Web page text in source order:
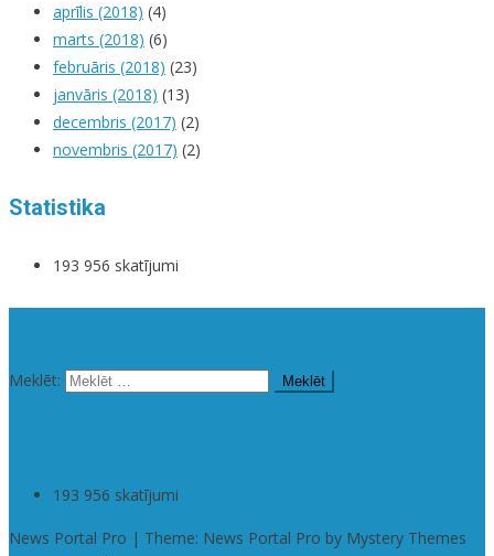
aprīlis (2018) (4)
marts (2018) (6)
februāris (2018) (23)
janvāris (2018) (13)
decembris (2017) (2)
novembris (2017) (2)
Statistika
193 956 skatījumi
Meklēt:
193 956 skatījumi
News Portal Pro | Theme: News Portal Pro by Mystery Themes